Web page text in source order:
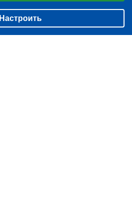
О нас
Редакция
Настроить